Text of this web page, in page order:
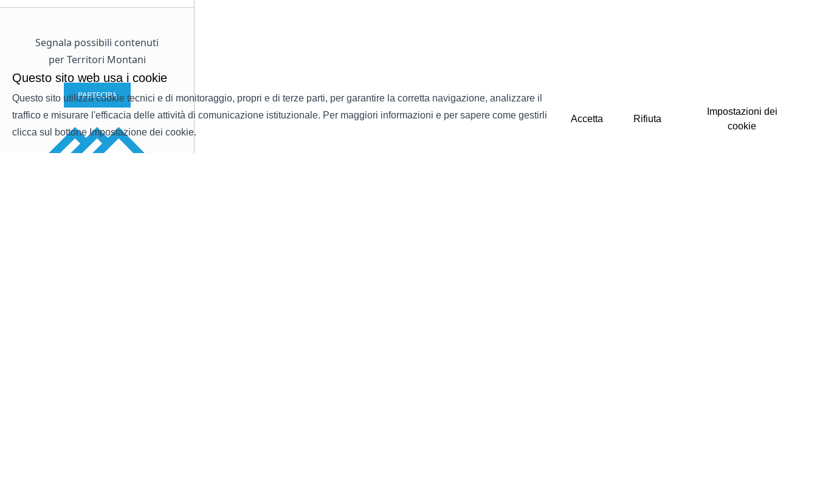
Segnala possibili contenuti
per Territori Montani
PARTECIPA
Questo sito web usa i cookie
Questo sito utilizza cookie tecnici e di monitoraggio, propri e di terze parti, per garantire la corretta navigazione, analizzare il
traffico e misurare l'efficacia delle attività di comunicazione istituzionale. Per maggiori informazioni e per sapere come gestirli
clicca sul bottone Impostazione dei cookie.
Accetta Rifiuta
Impostazioni dei
cookie